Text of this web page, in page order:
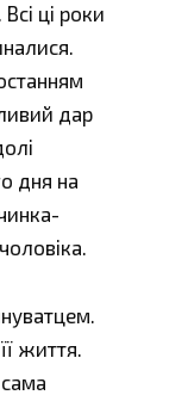
ці роки
дар
дня на
життя.